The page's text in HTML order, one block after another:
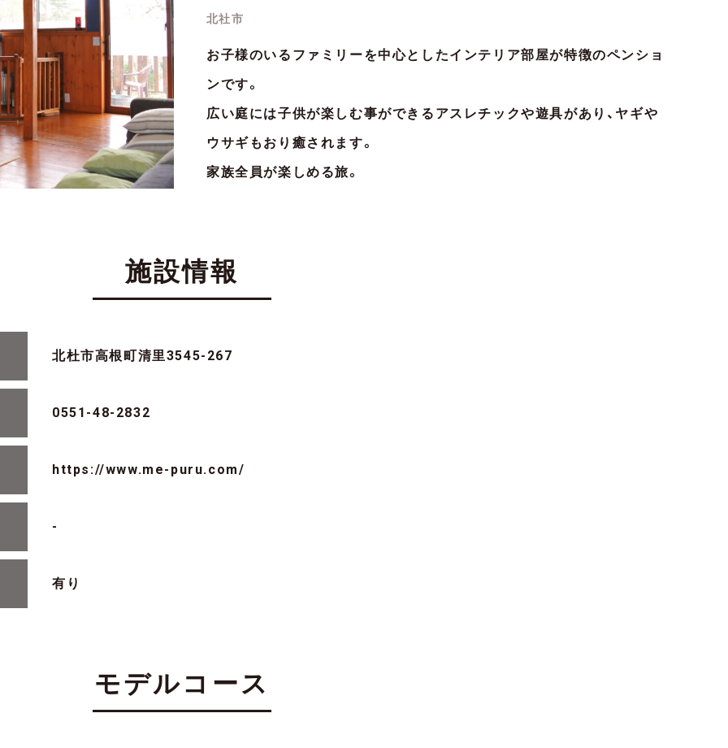
北社市
お子様のいるファミリーを中心としたインテリア部屋が特徴のペンショ
ンです。
広い庭には子供が楽しむ事ができるアスレチックや遊具があり、ヤギや
ウサギもおり癒されます。
家族全員が楽しめる旅。
施設情報
北杜市高根町清里3545-267
0551-48-2832
https://www.me-puru.com/
-
有り
モデルコース